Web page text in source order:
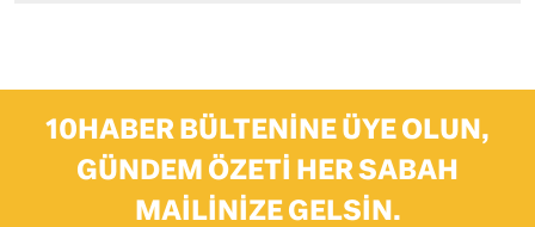
10HABER BÜLTENINE ÜYE OLUN,
GÜNDEM ÖZETI HER SABAH
MAILINIZE GELSIN.